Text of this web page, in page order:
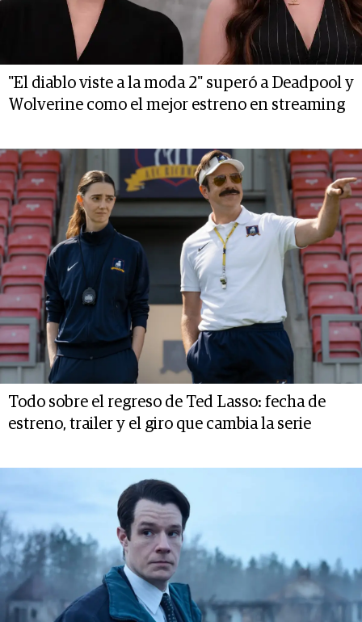
"El diablo viste a la moda 2" superó a Deadpool y
Wolverine como el mejor estreno en streaming
Todo sobre el regreso de Ted Lasso: fecha de
estreno, trailer y el giro que cambia la serie